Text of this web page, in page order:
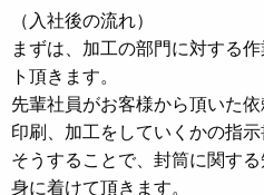
（入社後の流れ）
まずは、加工の部門に対する
ト頂きます。
先輩社員がお客様から頂いた
印刷、加工をしていくかの指示
そうすることで、封筒に関す
身に着けて頂きます。